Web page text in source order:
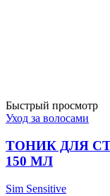
Быстрый просмотр
Уход за волосами
ТОНИК ДЛЯ
150 МЛ
Sim Sensitive